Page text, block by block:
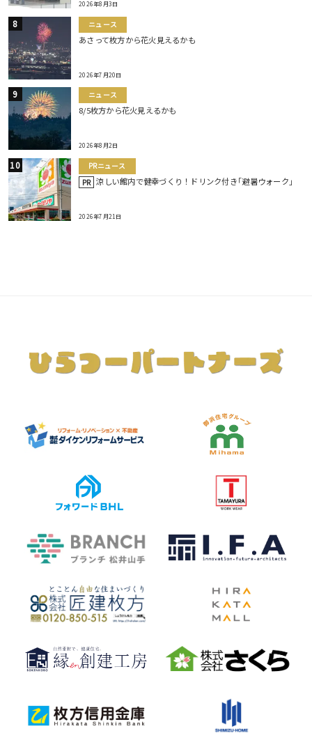
2026年8月3日
ニュース
あさって枚方から花火見えるかも
2026年7月20日
ニュース
8/5枚方から花火見えるかも
2026年8月2日
PRニュース
PR 涼しい館内で健幸づくり！ドリンク付き｢避暑ウォーク｣
2026年7月21日